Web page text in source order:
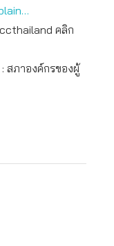
คลิก
สภาองค์กรของผู้